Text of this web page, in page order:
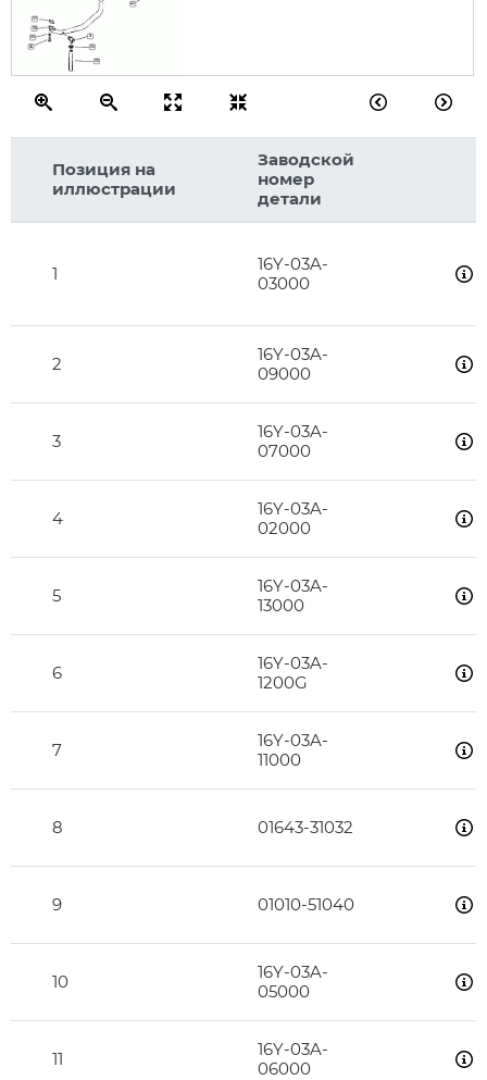
31
32
33
34
35
36
37
42
Позиция на
иллюстрации
Заводской
номер
детали
1
16Y-03A-
03000
2
16Y-03A-
09000
3
16Y-03A-
07000
4
16Y-03A-
02000
5
16Y-03A-
13000
6
16Y-03A-
1200G
7
16Y-03A-
11000
8 01643-31032
9 01010-51040
10
16Y-03A-
05000
11
16Y-03A-
06000